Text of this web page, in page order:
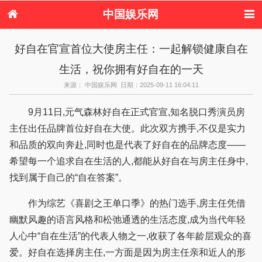
中国娱乐网
港台娱乐
日本娱乐 韩国娱乐
欧美娱乐
音乐新闻 影视新闻
内地明星八卦
港台明星八卦
日本韩国明星
欧美明星八卦
好自在官宣首位大使房主任：一起解锁健康自在
生活，祝你拥有好自在的一天
来源： 中国娱乐网 日期：2025-09-11 16:04:11
9月11日,元气森林好自在正式官宣,知名脱口秀演员房
主任出任品牌首位好自在大使。此次双方携手,不仅是实力
和品质的双向奔赴,同时也是代表了好自在的品牌态度——
希望每一个追求自在生活的人,都能从好自在与房主任身中,
找到属于自己的“自在答案”。
作为综艺《喜剧之王单口季》的热门选手,房主任凭借
幽默风趣的语言风格和松弛通透的生活态度,成为当代年轻
人心中“自在生活”的代表人物之一,收获了各年龄层观众的喜
爱。好自在选择房主任,一方面是因为房主任亲和近人的形